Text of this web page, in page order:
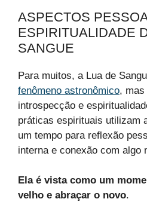
ASPECTOS
ESPIRITUALIDADE
SANGUE
Para muitos, a Lua de
fenômeno astronômico, mas
introspecção e
práticas espirituais utilizam
um tempo para reflexão
interna e conexão com algo
Ela é vista como um
velho e abraçar o novo.